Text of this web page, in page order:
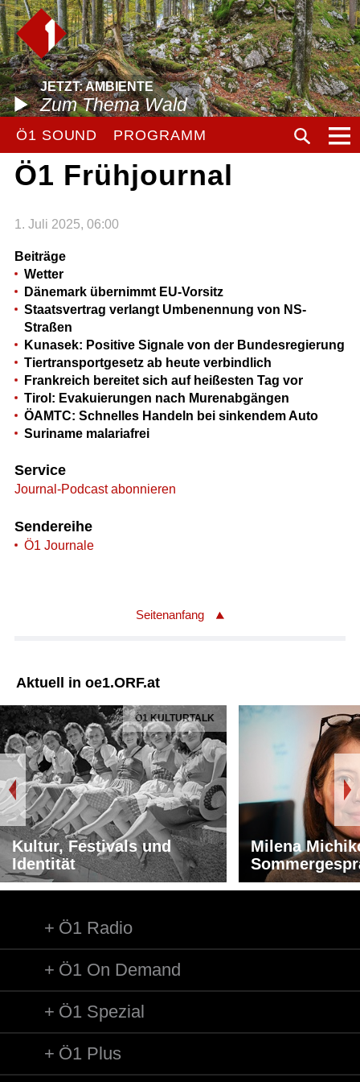
JETZT: AMBIENTE
Zum Thema Wald
Ö1 SOUND PROGRAMM
Ö1 Frühjournal
1. Juli 2025, 06:00
Beiträge
Wetter
Dänemark übernimmt EU-Vorsitz
Staatsvertrag verlangt Umbenennung von NS-
Straßen
Kunasek: Positive Signale von der Bundesregierung
Tiertransportgesetz ab heute verbindlich
Frankreich bereitet sich auf heißesten Tag vor
Tirol: Evakuierungen nach Murenabgängen
ÖAMTC: Schnelles Handeln bei sinkendem Auto
Suriname malariafrei
Service
Journal-Podcast abonnieren
Sendereihe
Ö1 Journale
Seitenanfang
Aktuell in oe1.ORF.at
Ö1 KULTURTALK
Kultur, Festivals und
Identität
Milena
Ö1 Radio
Ö1 On Demand
Ö1 Spezial
Ö1 Plus